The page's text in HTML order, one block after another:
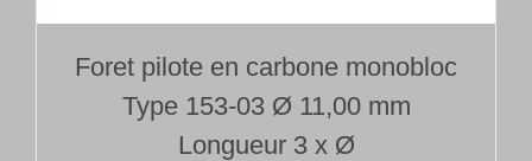
Foret pilote en carbone monobloc
Type 153-03 Ø 11,00 mm
Longueur 3 x Ø